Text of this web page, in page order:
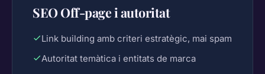
SEO Off-page i autoritat
Link building amb criteri estratègic, mai spam
Autoritat temàtica i entitats de marca